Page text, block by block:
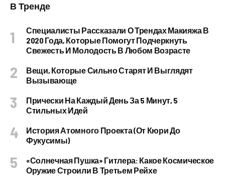
В Тренде
Специалисты Рассказали О Трендах Макияжа В
2020 Года, Которые Помогут Подчеркнуть
Свежесть И Молодость В Любом Возрасте
Вещи, Которые Сильно Старят И Выглядят
Вызывающе
Прически На Каждый День За 5 Минут, 5
Стильных Идей
История Атомного Проекта (от Кюри До
Фукусимы)
«Солнечная Пушка» Гитлера: Какое Космическое
Оружие Строили В Третьем Рейхе